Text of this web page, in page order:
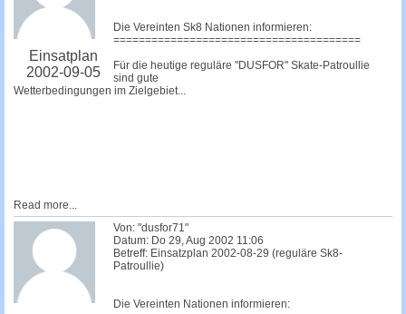
Einsatplan
2002-09-05
Die Vereinten Sk8 Nationen informieren:
=======================================
Für die heutige reguläre "DUSFOR" Skate-Patroullie
sind gute
Wetterbedingungen im Zielgebiet...
Read more...
Von: "dusfor71"
Datum: Do 29, Aug 2002 11:06
Betreff: Einsatzplan 2002-08-29 (reguläre Sk8-
Patroullie)
Die Vereinten Nationen informieren: